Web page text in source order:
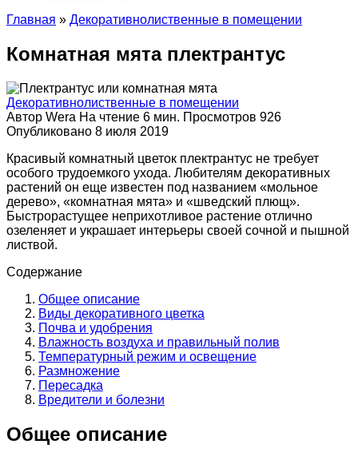
Главная » Декоративнолиственные в помещении
Комнатная мята плектрантус
Декоративнолиственные в помещении
Автор Wera На чтение 6 мин. Просмотров 926
Опубликовано 8 июля 2019
Красивый комнатный цветок плектрантус не требует
особого трудоемкого ухода. Любителям декоративных
растений он еще известен под названием «мольное
дерево», «комнатная мята» и «шведский плющ».
Быстрорастущее неприхотливое растение отлично
озеленяет и украшает интерьеры своей сочной и пышной
листвой.
Содержание
Общее описание
Виды декоративного цветка
Почва и удобрения
Влажность воздуха и правильный полив
Температурный режим и освещение
Размножение
Пересадка
Вредители и болезни
Общее описание